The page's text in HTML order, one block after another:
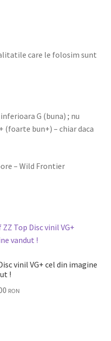
care le folosim sunt
G (buna) ; nu
(foarte bun+) – chiar daca
– Wild Frontier
!
RON